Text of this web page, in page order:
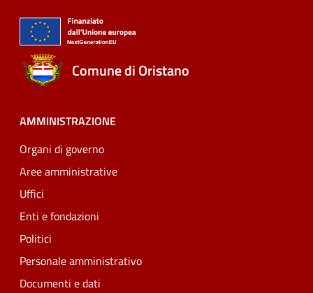
Comune di Oristano
AMMINISTRAZIONE
Organi di governo
Aree amministrative
Uffici
Enti e fondazioni
Politici
Personale amministrativo
Documenti e dati